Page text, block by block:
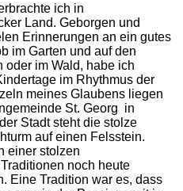
ich in
Land. Geborgen und
Erinnerungen an ein gutes
im Garten und auf den
oder im Wald, habe ich
im Rhythmus der
meines Glaubens liegen
St. Georg in
Stadt steht die stolze
auf einen Felsstein.
einer stolzen
noch heute
Eine Tradition war es, dass